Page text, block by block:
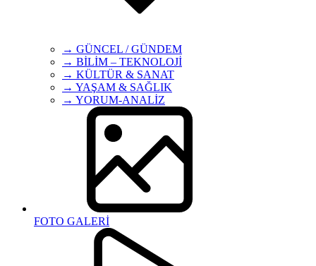
→ GÜNCEL / GÜNDEM
→ BİLİM – TEKNOLOJİ
→ KÜLTÜR & SANAT
→ YAŞAM & SAĞLIK
→ YORUM-ANALİZ
FOTO GALERİ